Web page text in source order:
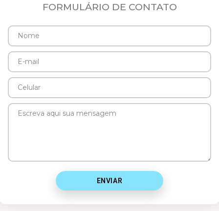
FORMULÁRIO DE CONTATO
Nome
mail
Celular
ENVIAR